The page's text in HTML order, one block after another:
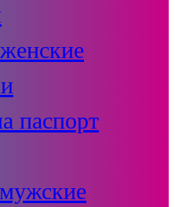
паспорт